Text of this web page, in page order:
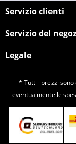
Servizio clienti
Servizio del
Legale
* Tutti i prezzi sono
eventualmente le